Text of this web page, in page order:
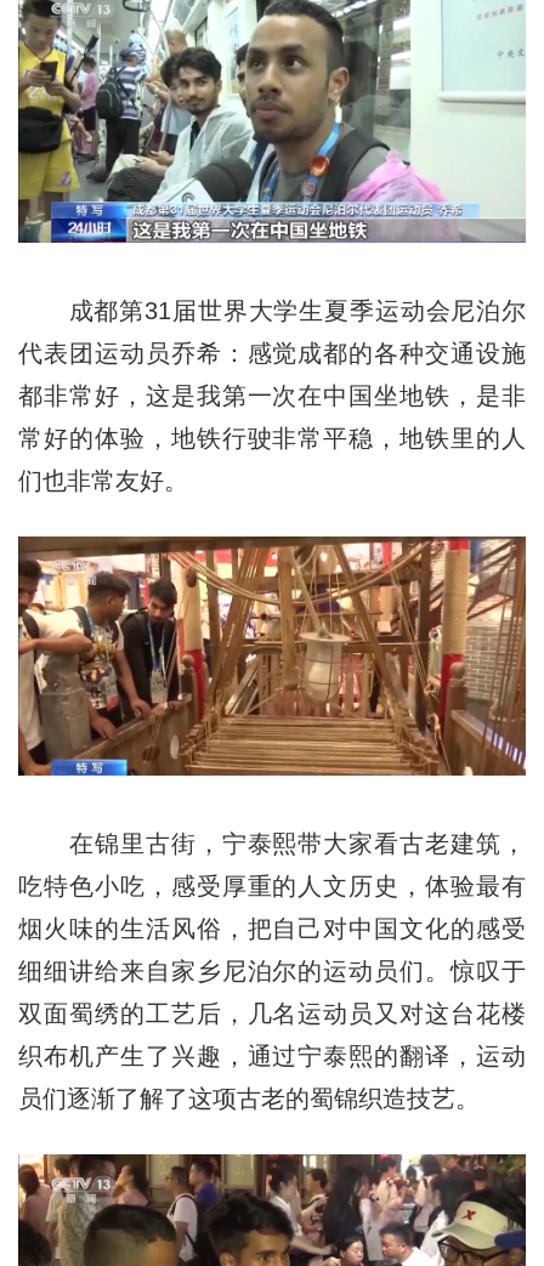
成都第31届世界大学生夏季运动会尼泊尔
代表团运动员乔希：感觉成都的各种交通设施
都非常好，这是我第一次在中国坐地铁，是非
常好的体验，地铁行驶非常平稳，地铁里的人
们也非常友好。
在锦里古街，宁泰熙带大家看古老建筑，
吃特色小吃，感受厚重的人文历史，体验最有
烟火味的生活风俗，把自己对中国文化的感受
细细讲给来自家乡尼泊尔的运动员们。惊叹于
双面蜀绣的工艺后，几名运动员又对这台花楼
织布机产生了兴趣，通过宁泰熙的翻译，运动
员们逐渐了解了这项古老的蜀锦织造技艺。